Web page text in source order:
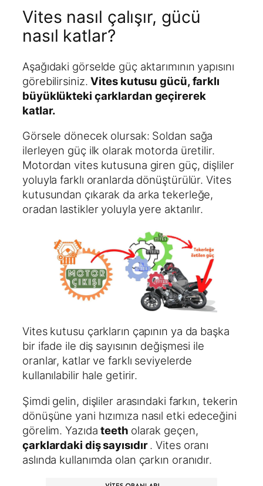
Vites nasıl çalışır, gücü
nasıl katlar?
Aşağıdaki görselde güç aktarımının yapısını
görebilirsiniz.Vites kutusu gücü, farklı
büyüklükteki çarklardan geçirerek
katlar.
Görsele dönecek olursak: Soldan sağa
ilerleyen güç ilk olarak motorda üretilir.
Motordan vites kutusuna giren güç, dişliler
yoluyla farklı oranlarda dönüştürülür. Vites
kutusundan çıkarak da arka tekerleğe,
oradan lastikler yoluyla yere aktarılır.
Vites kutusu çarkların çapının ya da başka
bir ifade ile diş sayısının değişmesi ile
oranlar, katlar ve farklı seviyelerde
kullanılabilir hale getirir.
Şimdi gelin, dişliler arasındaki farkın, tekerin
dönüşüne yani hızımıza nasıl etki edeceğini
görelim. Yazıdateeth olarak geçen,
çarklardaki diş sayısıdır. Vites oranı
aslında kullanımda olan çarkın oranıdır.